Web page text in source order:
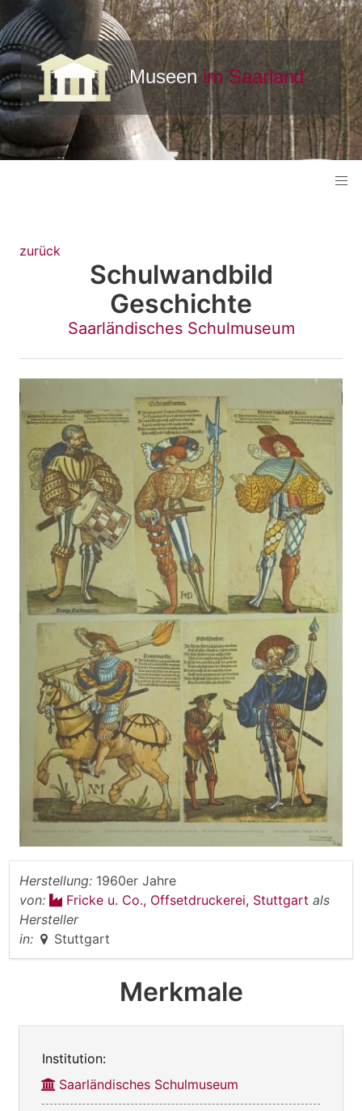
zurück
Schulwandbild
Geschichte
Saarländisches Schulmuseum
Herstellung: 1960er Jahre
von:
Fricke u. Co., Offsetdruckerei, Stuttgart als
Hersteller
in:
Stuttgart
Merkmale
Institution:
Saarländisches Schulmuseum